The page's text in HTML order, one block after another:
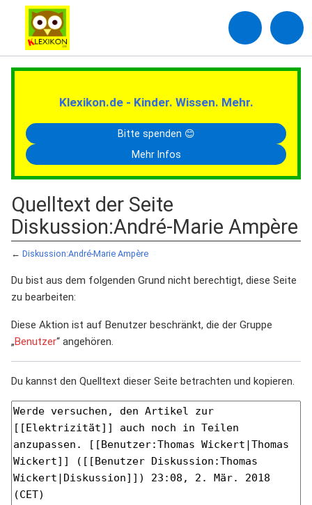
Klexikon.de - Kinder. Wissen. Mehr.
Bitte spenden 😊
Mehr Infos
Quelltext der Seite
Diskussion:André-Marie Ampère
← Diskussion:André-Marie Ampère
Du bist aus dem folgenden Grund nicht berechtigt, diese Seite
zu bearbeiten:
Diese Aktion ist auf Benutzer beschränkt, die der Gruppe
„Benutzer“ angehören.
Du kannst den Quelltext dieser Seite betrachten und kopieren.